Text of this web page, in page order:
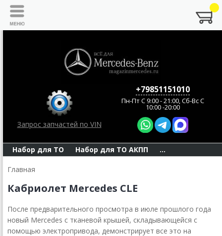
Запрос запчастей по VIN
+79851151010
Пн-Пт C 9:00 - 21:00, Сб-Вс С
10:00 -20:00
Набор для ТО Набор для ТО АКПП ...
Главная
Кабриолет Mercedes CLE
После предварительного просмотра в июле прошлого года
новый Mercedes с тканевой крышей, складывающейся с
помощью электропривода, демонстрирует все это на